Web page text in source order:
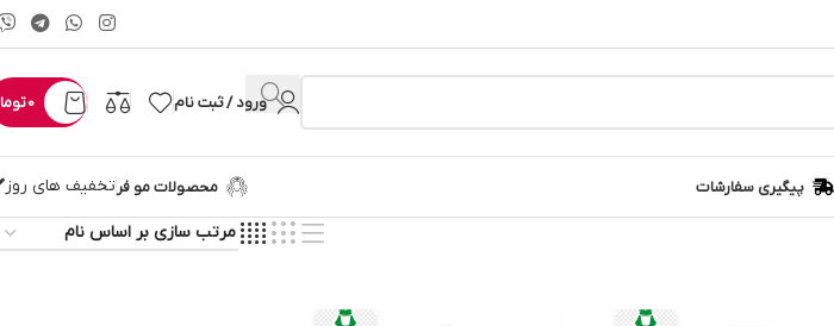
ورود / ثبت نام 0
پیگیری سفارشات محصولات مو فر تخفیف های روز